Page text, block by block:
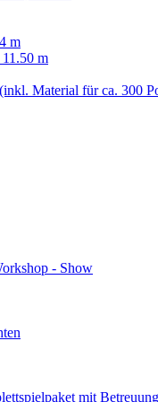
m
m
Material für ca. 300
- Show
mit